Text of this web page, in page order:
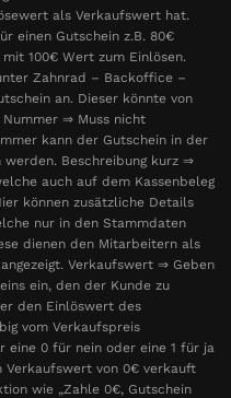
als Verkaufswert hat.
einen Gutschein z.B. 80€
100€ Wert zum Einlösen.
Zahnrad – Backoffice –
an. Dieser könnte von
⇒ Muss nicht
kann der Gutschein in der
Beschreibung kurz ⇒
auch auf dem Kassenbeleg
können zusätzliche Details
nur in den Stammdaten
dienen den Mitarbeitern als
Verkaufswert ⇒ Geben
ein, den der Kunde zu
den Einlöswert des
vom Verkaufspreis
eine 0 für nein oder eine 1 für ja
Verkaufswert von 0€ verkauft
wie „Zahle 0€, Gutschein